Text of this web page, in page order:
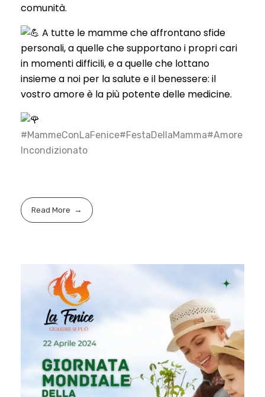
comunità.
A tutte le mamme che affrontano sfide
personali, a quelle che supportano i propri cari
in momenti difficili, e a quelle che lottano
insieme a noi per la salute e il benessere: il
vostro amore è la più potente delle medicine.
#MammeConLaFenice#FestaDellaMamma#Amore
Incondizionato
Read More